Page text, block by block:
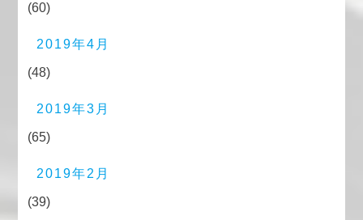
(60)
2019年4月
(48)
2019年3月
(65)
2019年2月
(39)